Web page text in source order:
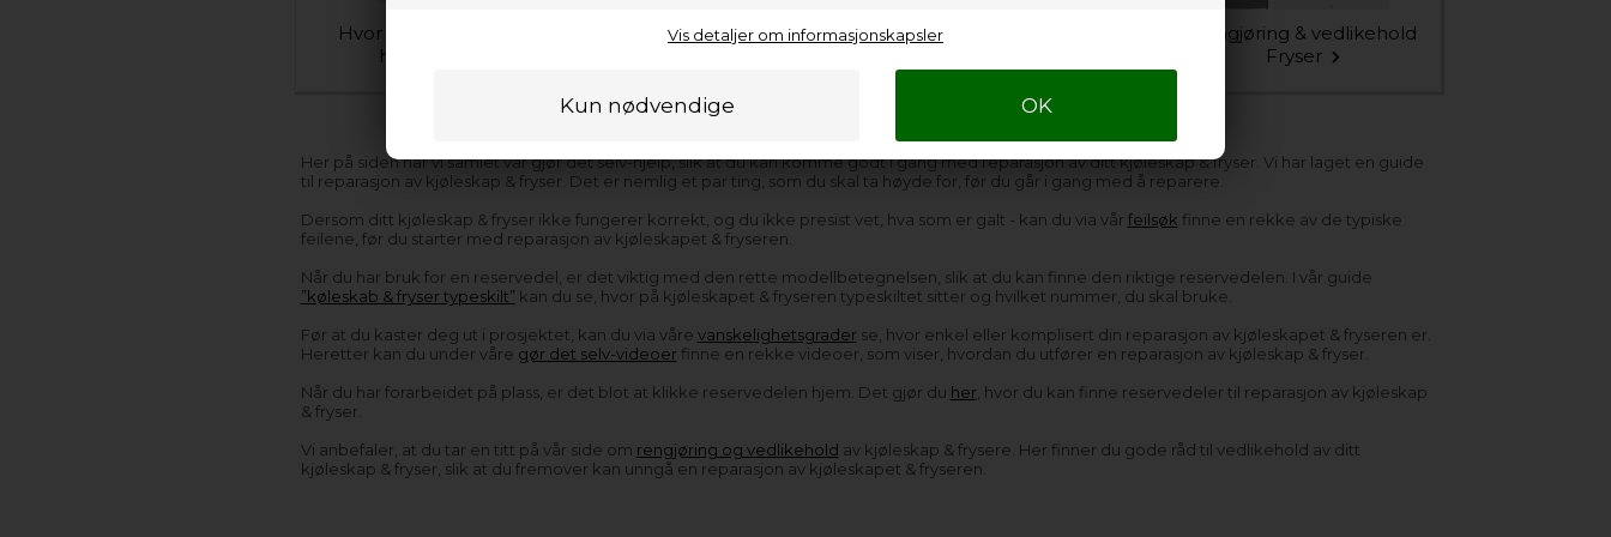
Vis detaljer om informasjonskapsler
Hvor gammel er min
hvitevare?
Rengjøring & vedlikehold
Fryser
Her på siden har vi samlet vår gjør det selv-hjelp, slik at du kan komme godt i gang med reparasjon av ditt kjøleskap & fryser. Vi har laget en guide
til reparasjon av kjøleskap & fryser. Det er nemlig et par ting, som du skal ta høyde for, før du går i gang med å reparere.
Dersom ditt kjøleskap & fryser ikke fungerer korrekt, og du ikke presist vet, hva som er galt - kan du via vår feilsøk finne en rekke av de typiske
feilene, før du starter med reparasjon av kjøleskapet & fryseren.
Når du har bruk for en reservedel, er det viktig med den rette modellbetegnelsen, slik at du kan finne den riktige reservedelen. I vår guide
”køleskab & fryser typeskilt” kan du se, hvor på kjøleskapet & fryseren typeskiltet sitter og hvilket nummer, du skal bruke.
Før at du kaster deg ut i prosjektet, kan du via våre vanskelighetsgrader se, hvor enkel eller komplisert din reparasjon av kjøleskapet & fryseren er.
Heretter kan du under våre gør det selv-videoer finne en rekke videoer, som viser, hvordan du utfører en reparasjon av kjøleskap & fryser.
Når du har forarbeidet på plass, er det blot at klikke reservedelen hjem. Det gjør du her , hvor du kan finne reservedeler til reparasjon av kjøleskap
& fryser.
Vi anbefaler, at du tar en titt på vår side om rengjøring og vedlikehold av kjøleskap & frysere. Her finner du gode råd til vedlikehold av ditt
kjøleskap & fryser, slik at du fremover kan unngå en reparasjon av kjøleskapet & fryseren.